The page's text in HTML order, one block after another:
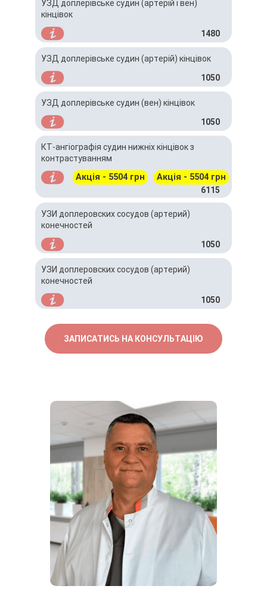
УЗД доплерівське судин (артерій і вен)
кінцівок
1480
УЗД доплерівське судин (артерій) кінцівок
1050
УЗД доплерівське судин (вен) кінцівок
1050
КТ-ангіографія судин нижніх кінцівок з
контрастуванням
Акція - 5504 грн Акція - 5504 грн
6115
УЗИ доплеровских сосудов (артерий)
конечностей
1050
УЗИ доплеровских сосудов (артерий)
конечностей
1050
ЗАПИСАТИСЬ НА КОНСУЛЬТАЦІЮ